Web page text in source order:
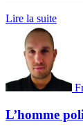
Lire la suite
L’homme